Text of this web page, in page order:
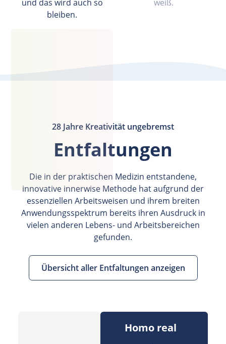
und das wird auch so
bleiben.
weiß.
28 Jahre Kreativität ungebremst
Entfaltungen
Die in der praktischen Medizin entstandene,
innovative innerwise Methode hat aufgrund der
essenziellen Arbeitsweisen und ihrem breiten
Anwendungsspektrum bereits ihren Ausdruck in
vielen anderen Lebens- und Arbeitsbereichen
gefunden.
Übersicht aller Entfaltungen anzeigen
Homo real